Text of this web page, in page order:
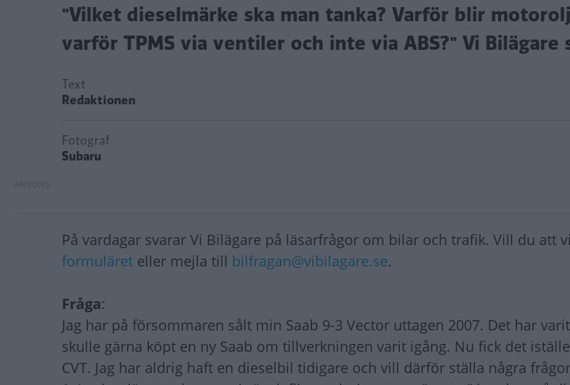
"Vilket dieselmärke ska man tanka? Varför blir
varför TPMS via ventiler och inte via ABS?" Vi Bilägare
Text
Redaktionen
Fotograf
Subaru
På vardagar svarar Vi Bilägare på läsarfrågor om bilar och trafik. Vill du att
formuläret eller mejla till bilfragan@vibilagare.se.
Fråga:
Jag har på försommaren sålt min Saab 9-3 Vector uttagen 2007. Det har
skulle gärna köpt en ny Saab om tillverkningen varit igång. Nu fick det
CVT. Jag har aldrig haft en dieselbil tidigare och vill därför ställa några